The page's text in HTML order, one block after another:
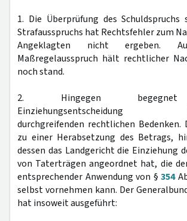
1. Die Überprüfung des Schuldspruchs
Strafausspruchs hat Rechtsfehler zum
Angeklagten nicht ergeben.
Maßregelausspruch hält rechtlicher
noch stand.
2. Hingegen
Einziehungsentscheidung
durchgreifenden rechtlichen Bedenken.
zu einer Herabsetzung des Betrags,
dessen das Landgericht die Einziehung
von Taterträgen angeordnet hat, die
entsprechender Anwendung von §354
selbst vornehmen kann. Der
hat insoweit ausgeführt: